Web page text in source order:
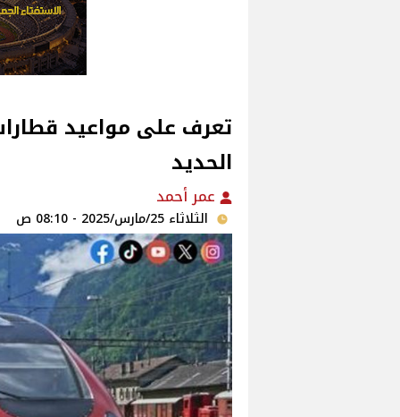
تعرف على مواعيد
الحديد
عمر أحمد
الثلاثاء 25/مارس/2025 - 08:10 ص